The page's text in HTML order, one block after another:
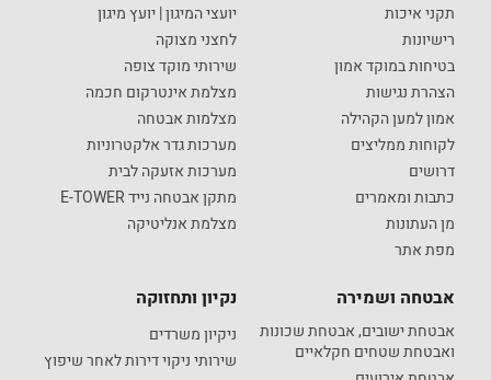
תקני איכות
רישיונות
בטיחות במוקד אמון
הצהרת נגישות
אמון למען הקהילה
לקוחות ממליצים
דרושים
כתבות ומאמרים
מן העתונות
מפת אתר
יועצי המיגון | יועץ מיגון
לחצני מצוקה
שירותי מוקד צופה
מצלמת אינטרקום חכמה
מצלמות אבטחה
מערכות גדר אלקטרוניות
מערכות אזעקה לבית
מתקן אבטחה נייד E-TOWER
מצלמת אנליטיקה
אבטחה ושמירה
אבטחת ישובים, אבטחת שכונות
ואבטחת שטחים חקלאיים
נקיון ותחזוקה
ניקיון משרדים
שירותי ניקוי דירות לאחר שיפוץ